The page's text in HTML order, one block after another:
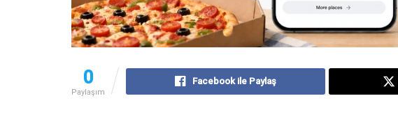
0
Paylaşım
Facebook ile Paylaş